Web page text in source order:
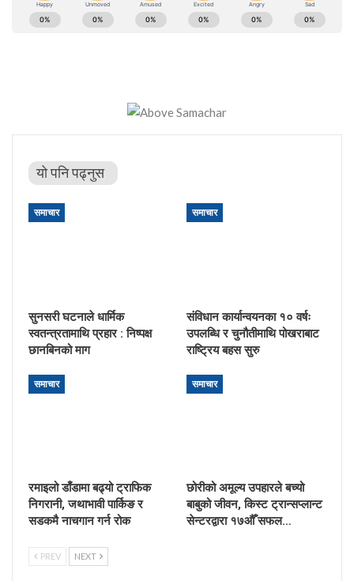
यो पनि पढ्नुस
समाचार
सुनसरी घटनाले धार्मिक
स्वतन्त्रतामाथि प्रहार : निष्पक्ष
छानबिनको माग
समाचार
संविधान कार्यान्वयनका १० वर्षः
उपलब्धि र चुनौतीमाथि पोखराबाट
राष्ट्रिय बहस सुरु
समाचार
रमाइलो डाँडामा बढ्यो ट्राफिक
निगरानी, जथाभावी पार्किङ र
सडकमै नाचगान गर्न रोक
समाचार
छोरीको अमूल्य उपहारले बच्यो
बाबुको जीवन, किस्ट ट्रान्सप्लान्ट
सेन्टरद्वारा १७औँ सफल…
PREV NEXT